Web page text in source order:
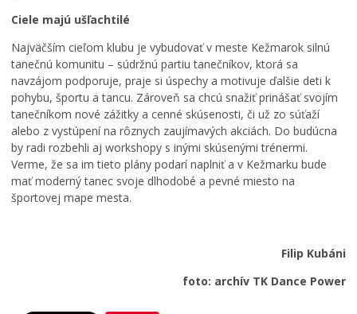
Ciele majú ušľachtilé
Najväčším cieľom klubu je vybudovať v meste Kežmarok silnú
tanečnú komunitu – súdržnú partiu tanečníkov, ktorá sa
navzájom podporuje, praje si úspechy a motivuje ďalšie deti k
pohybu, športu a tancu. Zároveň sa chcú snažiť prinášať svojím
tanečníkom nové zážitky a cenné skúsenosti, či už zo súťaží
alebo z vystúpení na rôznych zaujímavých akciách. Do budúcna
by radi rozbehli aj workshopy s inými skúsenými trénermi.
Verme, že sa im tieto plány podarí naplniť a v Kežmarku bude
mať moderný tanec svoje dlhodobé a pevné miesto na
športovej mape mesta.
Filip Kubáni
foto: archív TK Dance Power
v
d
z
k
o
v
ý
p
o
r
i
r
r
e
p
í
s
a
l
h
r
a
T
o
j
i
c
e
v
K
e
ž
m